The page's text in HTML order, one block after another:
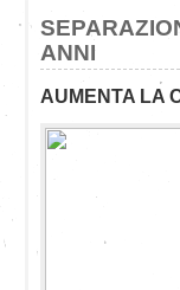
ANNI
AUMENTA LA